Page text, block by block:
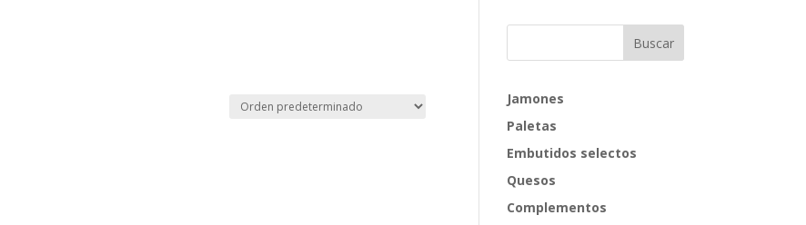
Jamones
Paletas
Embutidos selectos
Quesos
Complementos